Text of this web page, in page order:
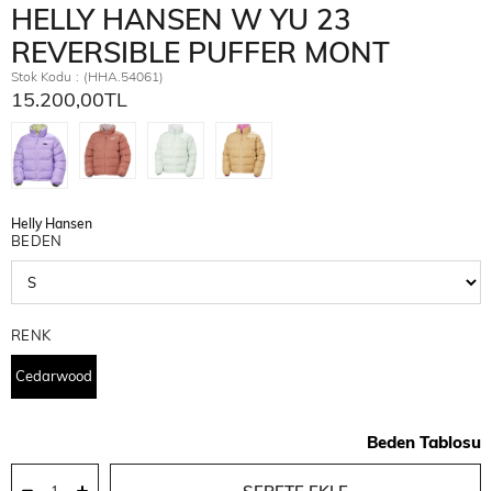
HELLY HANSEN W YU 23
REVERSIBLE PUFFER MONT
Stok Kodu (HHA.54061)
15.200,00TL
Helly Hansen
BEDEN
RENK
Cedarwood
Beden Tablosu